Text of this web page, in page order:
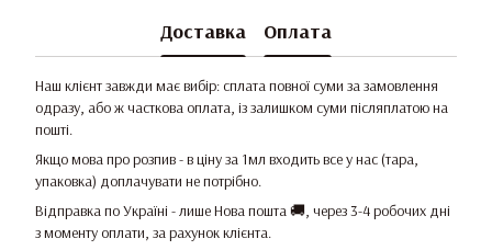
Доставка Оплата
Наш клієнт завжди має вибір: сплата повної суми за замовлення
одразу, або ж часткова оплата, із залишком суми післяплатою на
пошті.
Якщо мова про розпив - в ціну за 1мл входить все у нас (тара,
упаковка) доплачувати не потрібно.
Відправка по Україні - лише Нова пошта 🚚, через 3-4 робочих дні
з моменту оплати, за рахунок клієнта.